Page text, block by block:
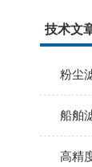
技术文
粉尘
船舶
高精